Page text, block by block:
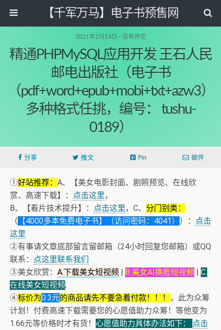
【千军万马】电子书预售网
2021年2月24日 • 没有评论
精通PHPMySQL应用开发 王石人民
邮电出版社（电子书
（pdf+word+epub+mobi+txt+azw3）
多种格式任挑，编号： tushu-
0189）
分享 推文 Pin 邮件
①好站推荐： A、【美女电影封面、剧照预览、在线欣
赏、高速下载】：
点击这里，
B、【看片技术提升】：
点击这里，C、 分门别类：
（ 【4000多本免费电子书】（访问密码：4041） ）：
点击
这里
②有事请文章底部留言留邮箱（24小时回复您邮箱）或QQ
联系：
点这里联系我们
③美女欣赏： A.下载美女短视频 | B.美女AI换脸短视频 | C.
在线美女短视频;
④标价为0.3元的商品请先不要急着付款！！！
，此为众筹
计划！付费高速下载需要您的心愿值助力众筹！等他变为
1.66元等价格时才有货！ 心愿值助力具体办法如下：
点击